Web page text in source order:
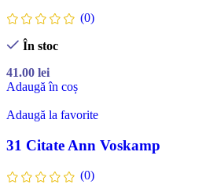
(0)
În stoc
41.00 lei
Adaugă în coș
Adaugă la favorite
31 Citate Ann Voskamp
(0)